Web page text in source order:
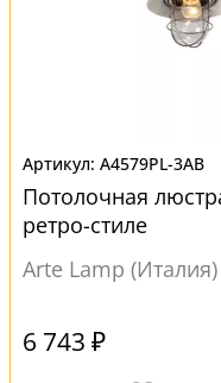
A4579PL-3AB
Потолочная
ретро-стиле
Arte Lamp (Италия)
6 743 ₽